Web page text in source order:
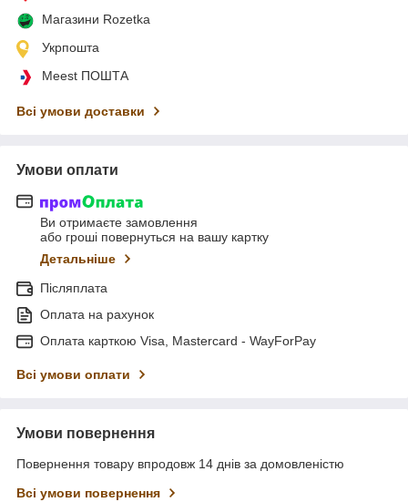
Магазини Rozetka
Укрпошта
Meest ПОШТА
Всі умови доставки
Умови оплати
Ви отримаєте замовлення
або гроші повернуться на вашу картку
Детальніше
Післяплата
Оплата на рахунок
Оплата карткою Visa, Mastercard - WayForPay
Всі умови оплати
Умови повернення
Повернення товару впродовж 14 днів за домовленістю
Всі умови повернення